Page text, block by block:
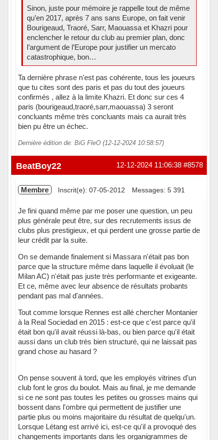
Sinon, juste pour mémoire je rappelle tout de même
qu’en 2017, après 7 ans sans Europe, on fait venir
Bourigeaud, Traoré, Sarr, Maouassa et Khazri pour
enclencher le retour du club au premier plan, donc
l’argument de l’Europe pour justifier un mercato
catastrophique, bon…
Ta dernière phrase n'est pas cohérente, tous les joueurs
que tu cites sont des paris et pas du tout des joueurs
confirmés , allez à la limite Khazri. Et donc sur ces 4
paris (bourigeaud,traoré,sarr,maouassa) 3 seront
concluants même très concluants mais ca aurait très
bien pu être un échec.
Dernière édition de: BiG FleO (12-12-2024 10:58:57)
Hors ligne #8578
12-12-2024 11:06:38
BeatBoy22
Membre Inscrit(e): 07-05-2012 Messages: 5 391
Je fini quand même par me poser une question, un peu
plus générale peut être, sur des recrutements issus de
clubs plus prestigieux, et qui perdent une grosse partie de
leur crédit par la suite.
On se demande finalement si Massara n'était pas bon
parce que la structure même dans laquelle il évoluait (le
Milan AC) n'était pas juste très performante et exigeante.
Et ce, même avec leur absence de résultats probants
pendant pas mal d'années.
Tout comme lorsque Rennes est allé chercher Montanier
à la Real Sociedad en 2015 : est-ce que c'est parce qu'il
était bon qu'il avait réussi là-bas, ou bien parce qu'il était
aussi dans un club très bien structuré, qui ne laissait pas
grand chose au hasard ?
On pense souvent à tord, que les employés vitrines d'un
club font le gros du boulot. Mais au final, je me demande
si ce ne sont pas toutes les petites ou grosses mains qui
bossent dans l'ombre qui permettent de justifier une
partie plus ou moins majoritaire du résultat de quelqu'un.
Lorsque Létang est arrivé ici, est-ce qu'il a provoqué des
changements importants dans les organigrammes de